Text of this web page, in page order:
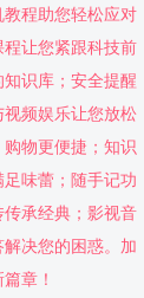
程助您轻松应对
让您紧跟科技前
识库；安全提醒
频娱乐让您放松
物更便捷；知识
味蕾；随手记功
承经典；影视音
决您的困惑。加
章！